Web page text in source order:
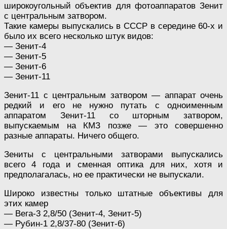
широкоугольный объектив для фотоаппаратов Зенит
с центральным затвором.
Такие камеры выпускались в СССР в середине 60-х и
было их всего несколько штук видов:
— Зенит-4
— Зенит-5
— Зенит-6
— Зенит-11
Зенит-11 с центральным затвором — аппарат очень
редкий и его не нужно путать с одноименным
аппаратом Зенит-11 со шторным затвором,
выпускаемым на КМЗ позже — это совершенно
разные аппараты. Ничего общего.
Зениты с центральными затворами выпускались
всего 4 года и сменная оптика для них, хотя и
предполагалась, но ее практически не выпускали.
Широко известны только штатные объективы для
этих камер
— Вега-3 2,8/50 (Зенит-4, Зенит-5)
— Рубин-1 2,8/37-80 (Зенит-6)